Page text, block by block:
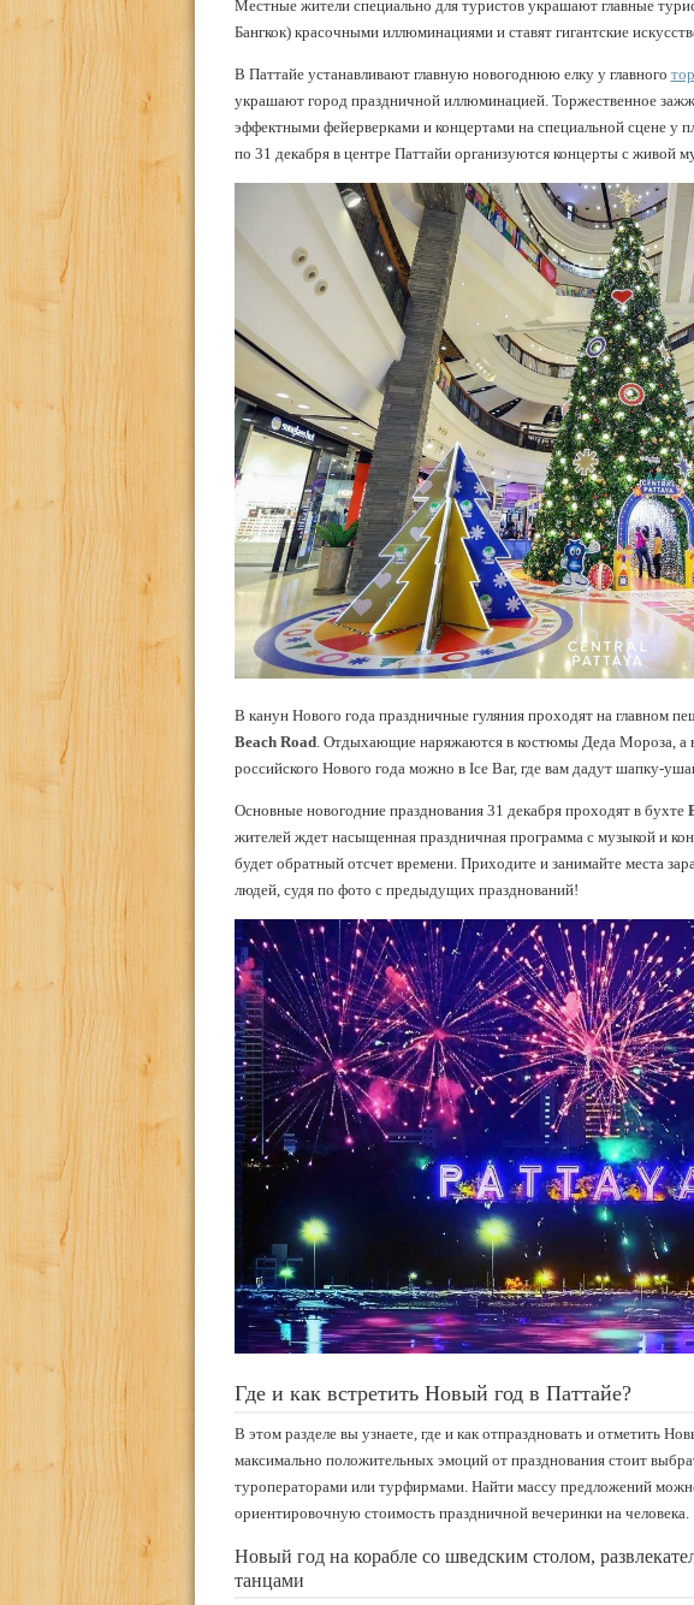
Местные жители специально для туристов украшают главные
Бангкок) красочными иллюминациями и ставят гигантские
В Паттайе устанавливают главную новогоднюю елку у главного
украшают город праздничной иллюминацией. Торжественное
эффектными фейерверками и концертами на специальной сцене у
по 31 декабря в центре Паттайи организуются концерты с живой
В канун Нового года праздничные гуляния проходят на главном
Beach Road. Отдыхающие наряжаются в костюмы Деда Мороза, а
российского Нового года можно в Ice Bar, где вам дадут шапку-
Основные новогодние празднования 31 декабря проходят в бухте
жителей ждет насыщенная праздничная программа с музыкой и
будет обратный отсчет времени. Приходите и занимайте места
людей, судя по фото с предыдущих празднований!
Где и как встретить Новый год в Паттайе?
В этом разделе вы узнаете, где и как отпраздновать и отметить
максимально положительных эмоций от празднования стоит
туроператорами или турфирмами. Найти массу предложений
ориентировочную стоимость праздничной вечеринки на человека.
Новый год на корабле со шведским столом,
танцами